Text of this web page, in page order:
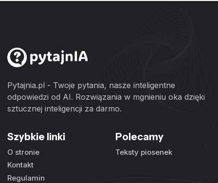
Pytajnia.pl - Twoje pytania, nasze inteligentne
odpowiedzi od AI. Rozwiązania w mgnieniu oka dzięki
sztucznej inteligencji za darmo.
Szybkie linki
O stronie
Kontakt
Regulamin
Polecamy
Teksty piosenek